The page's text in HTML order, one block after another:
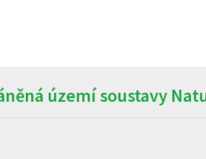
území soustavy